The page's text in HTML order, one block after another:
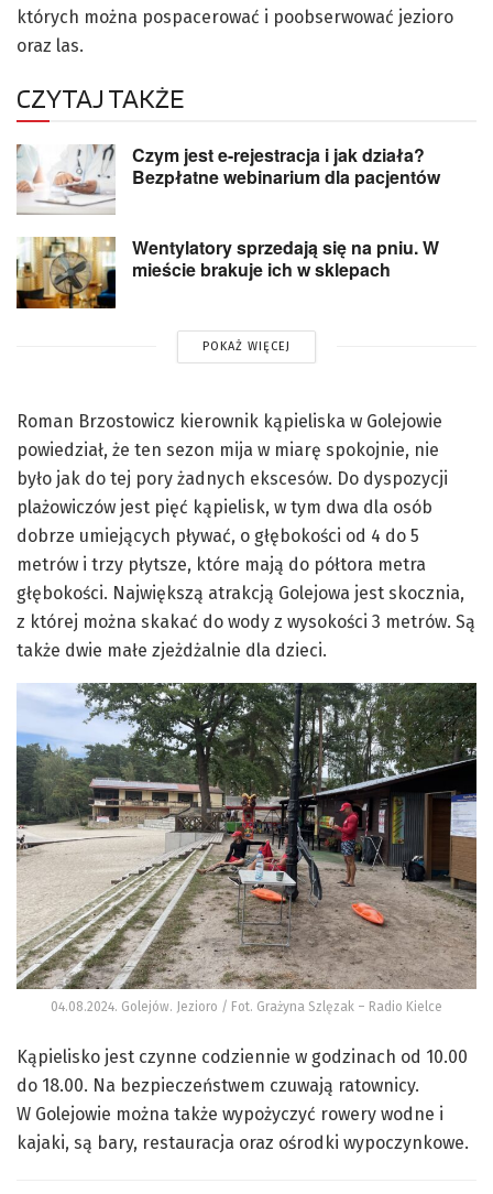
których można pospacerować i poobserwować jezioro
oraz las.
CZYTAJ TAKŻE
Czym jest e-rejestracja i jak działa?
Bezpłatne webinarium dla pacjentów
Wentylatory sprzedają się na pniu. W
mieście brakuje ich w sklepach
POKAŻ WIĘCEJ
Roman Brzostowicz kierownik kąpieliska w Golejowie
powiedział, że ten sezon mija w miarę spokojnie, nie
było jak do tej pory żadnych ekscesów. Do dyspozycji
plażowiczów jest pięć kąpielisk, w tym dwa dla osób
dobrze umiejących pływać, o głębokości od 4 do 5
metrów i trzy płytsze, które mają do półtora metra
głębokości. Największą atrakcją Golejowa jest skocznia,
z której można skakać do wody z wysokości 3 metrów. Są
także dwie małe zjeżdżalnie dla dzieci.
04.08.2024. Golejów. Jezioro / Fot. Grażyna Szlęzak – Radio Kielce
Kąpielisko jest czynne codziennie w godzinach od 10.00
do 18.00. Na bezpieczeństwem czuwają ratownicy.
W Golejowie można także wypożyczyć rowery wodne i
kajaki, są bary, restauracja oraz ośrodki wypoczynkowe.